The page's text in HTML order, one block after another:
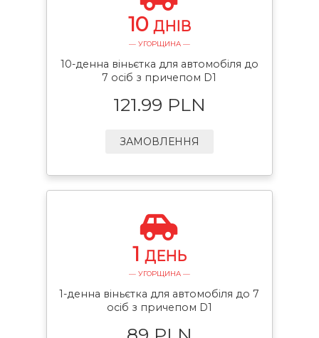
10 ДНІВ
— УГОРЩИНА —
10-денна віньєтка для автомобіля до
7 осіб з причепом D1
121.99 PLN
ЗАМОВЛЕННЯ
1 ДЕНЬ
— УГОРЩИНА —
1-денна віньєтка для автомобіля до 7
осіб з причепом D1